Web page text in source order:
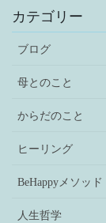
カテゴリー
ブログ
母とのこと
からだのこと
ヒーリング
BeHappyメソッド
人生哲学